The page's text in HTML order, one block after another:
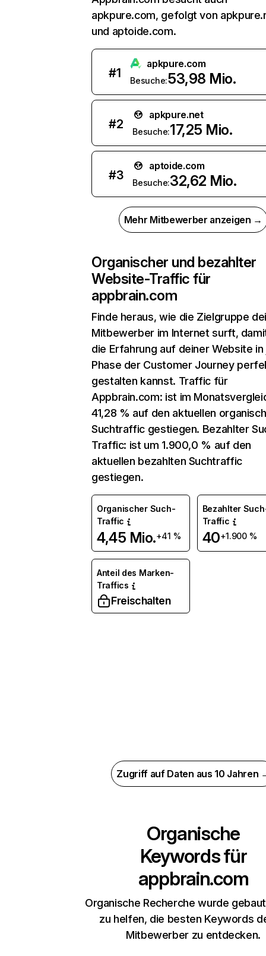
apkpure.com, gefolgt von
und aptoide.com.
#1
apkpure.com
Besuche:53,98 Mio.
#2
apkpure.net
Besuche:17,25 Mio.
#3
aptoide.com
Besuche:32,62 Mio.
Mehr Mitbewerber anzeigen →
Organischer und bezahlter
Website-Traffic für
appbrain.com
Finde heraus, wie die Zielgruppe
Mitbewerber im Internet surft,
die Erfahrung auf deiner Website
Phase der Customer Journey
gestalten kannst. Traffic für
Appbrain.com: ist im
41,28 % auf den aktuellen
Suchtraffic gestiegen. Bezahlter
Traffic: ist um 1.900,0 % auf den
aktuellen bezahlten Suchtraffic
gestiegen.
Organischer Such-
Traffic
4,45 Mio.+41 %
Bezahlter
Traffic
40+1.900 %
Anteil des Marken-
Traffics
Freischalten
Zugriff auf Daten aus 10 Jahren
Organische
Keywords für
appbrain.com
Organische Recherche wurde
zu helfen, die besten Keywords
Mitbewerber zu entdecken.